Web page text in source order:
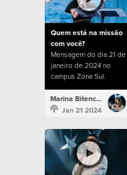
Quem está na missão
com você?
Mensagem do dia 21 de
janeiro de 2024 no
campus Zona Sul.
Marina Bitencourt
Jan 21 2024